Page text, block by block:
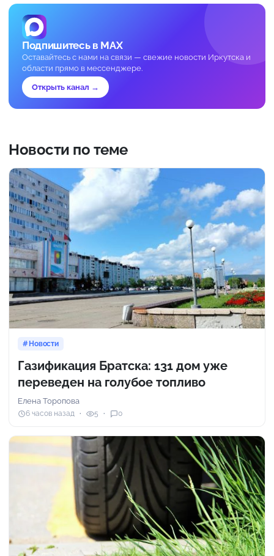
Подпишитесь в MAX
Оставайтесь с нами на связи — свежие новости Иркутска и
области прямо в мессенджере.
Открыть канал →
Новости по теме
Новости
Газификация Братска: 131 дом уже
переведен на голубое топливо
Елена Торопова
6 часов назад 5 0